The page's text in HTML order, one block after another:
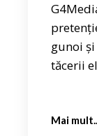
gunoi
tăcerii
Mai